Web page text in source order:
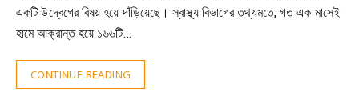
একটি উদ্বেগের বিষয় হয়ে দাঁড়িয়েছে। স্বাস্থ্য বিভাগের তথ্যমতে, গত এক মাসেই
হামে আক্রান্ত হয়ে ১৬৬টি…
CONTINUE READING